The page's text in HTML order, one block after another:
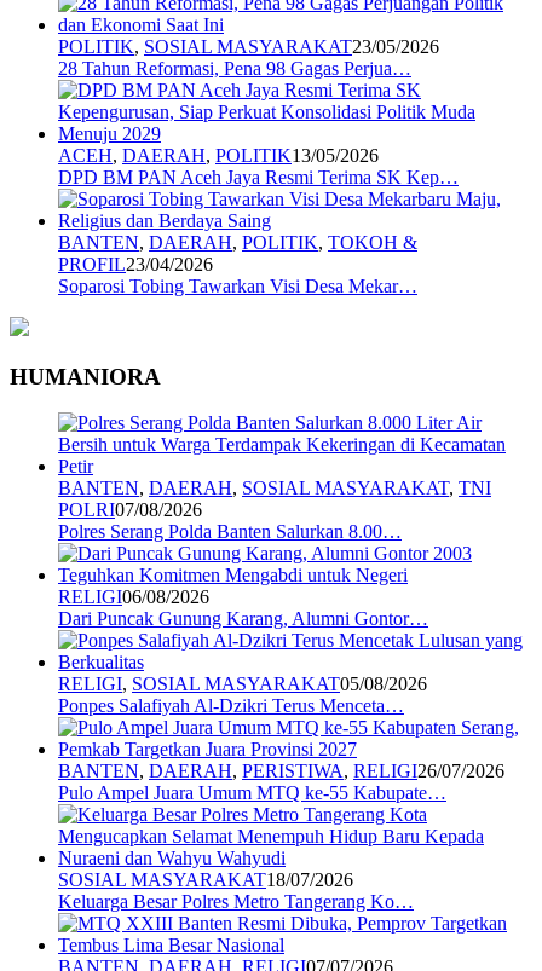
POLITIK, SOSIAL MASYARAKAT23/05/2026
28 Tahun Reformasi, Pena 98 Gagas Perjua…
ACEH, DAERAH, POLITIK13/05/2026
DPD BM PAN Aceh Jaya Resmi Terima SK Kep…
BANTEN, DAERAH, POLITIK, TOKOH &
PROFIL23/04/2026
Soparosi Tobing Tawarkan Visi Desa Mekar…
HUMANIORA
BANTEN, DAERAH, SOSIAL MASYARAKAT, TNI
POLRI07/08/2026
Polres Serang Polda Banten Salurkan 8.00…
RELIGI06/08/2026
Dari Puncak Gunung Karang, Alumni Gontor…
RELIGI, SOSIAL MASYARAKAT05/08/2026
Ponpes Salafiyah Al-Dzikri Terus Menceta…
BANTEN, DAERAH, PERISTIWA, RELIGI26/07/2026
Pulo Ampel Juara Umum MTQ ke-55 Kabupate…
SOSIAL MASYARAKAT18/07/2026
Keluarga Besar Polres Metro Tangerang Ko…